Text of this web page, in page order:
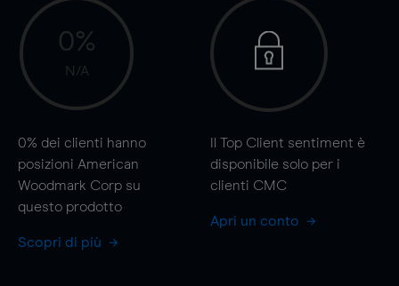
0%
N/A
0% dei clienti hanno
posizioni American
Woodmark Corp su
questo prodotto
Scopri di più
Il Top Client sentiment è
disponibile solo per i
clienti CMC
Apri un conto